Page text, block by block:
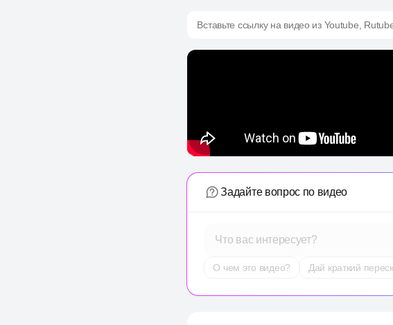
Вставьте ссылку на видео из Youtube,
Задайте вопрос по видео
Что вас интересует?
О чем это видео? Дай краткий